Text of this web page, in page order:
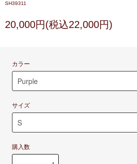
SH39311
20,000円(税込22,000円)
カラー
サイズ
購入数